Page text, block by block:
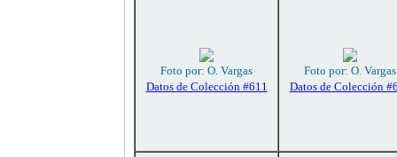
Foto por: O. Vargas
Datos de Colección #611
Foto por: O. Vargas
Datos de Colección